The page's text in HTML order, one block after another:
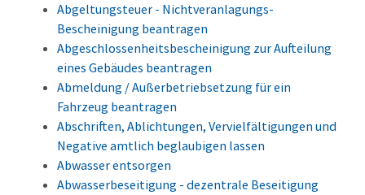
Abgeltungsteuer - Nichtveranlagungs-
Bescheinigung beantragen
Abgeschlossenheitsbescheinigung zur Aufteilung
eines Gebäudes beantragen
Abmeldung / Außerbetriebsetzung für ein
Fahrzeug beantragen
Abschriften, Ablichtungen, Vervielfältigungen und
Negative amtlich beglaubigen lassen
Abwasser entsorgen
Abwasserbeseitigung - dezentrale Beseitigung